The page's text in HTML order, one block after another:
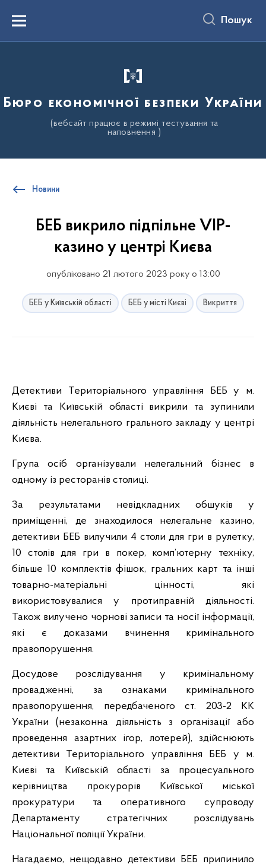
вмістуMenu Пошук
Бюро економічної безпеки України
(вебсайт працює в режимі тестування та
наповнення )
Новини
БЕБ викрило підпільне VIP-
казино у центрі Києва
опубліковано 21 лютого 2023 року о 13:00
БЕБ у Київській області БЕБ у місті Києві Викриття
Детективи Територіального управління БЕБ у м.
Києві та Київській області викрили та зупинили
діяльність нелегального грального закладу у центрі
Києва.
Група осіб організували нелегальний бізнес в
одному із ресторанів столиці.
За результатами невідкладних обшуків у
приміщенні, де знаходилося нелегальне казино,
детективи БЕБ вилучили 4 столи для гри в рулетку,
10 столів для гри в покер, комп’ютерну техніку,
більше 10 комплектів фішок, гральних карт та інші
товарно-матеріальні цінності, які
використовувалися у протиправній діяльності.
Також вилучено чорнові записи та носії інформації,
які є доказами вчинення кримінального
правопорушення.
Досудове розслідування у кримінальному
провадженні, за ознаками кримінального
правопорушення, передбаченого ст. 203-2 КК
України (незаконна діяльність з організації або
проведення азартних ігор, лотерей), здійснюють
детективи Територіального управління БЕБ у м.
Києві та Київській області за процесуального
керівництва прокурорів Київської міської
прокуратури та оперативного супроводу
Департаменту стратегічних розслідувань
Національної поліції України.
Нагадаємо, нещодавно детективи БЕБ припинило